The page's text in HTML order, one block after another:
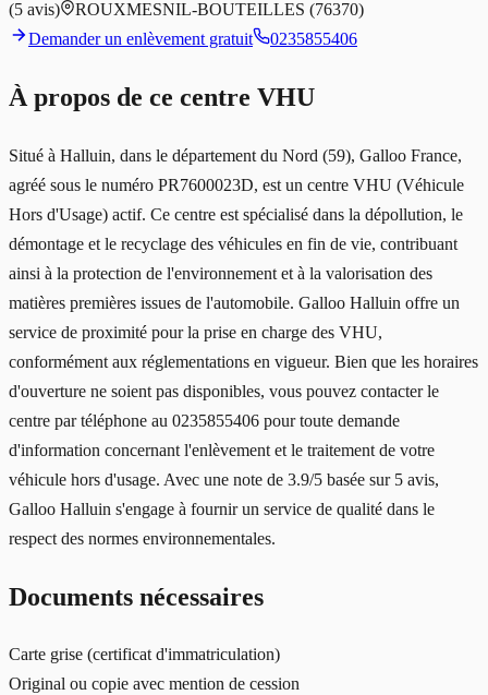
(5 avis) ROUXMESNIL-BOUTEILLES (76370)
Demander un enlèvement gratuit
0235855406
À propos de ce centre VHU
Situé à Halluin, dans le département du Nord (59), Galloo France,
agréé sous le numéro PR7600023D, est un centre VHU (Véhicule
Hors d'Usage) actif. Ce centre est spécialisé dans la dépollution, le
démontage et le recyclage des véhicules en fin de vie, contribuant
ainsi à la protection de l'environnement et à la valorisation des
matières premières issues de l'automobile. Galloo Halluin offre un
service de proximité pour la prise en charge des VHU,
conformément aux réglementations en vigueur. Bien que les horaires
d'ouverture ne soient pas disponibles, vous pouvez contacter le
centre par téléphone au 0235855406 pour toute demande
d'information concernant l'enlèvement et le traitement de votre
véhicule hors d'usage. Avec une note de 3.9/5 basée sur 5 avis,
Galloo Halluin s'engage à fournir un service de qualité dans le
respect des normes environnementales.
Documents nécessaires
Carte grise (certificat d'immatriculation)
Original ou copie avec mention de cession